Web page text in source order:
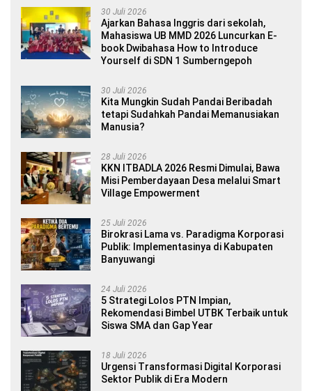
30 Juli 2026
Ajarkan Bahasa Inggris dari sekolah,
Mahasiswa UB MMD 2026 Luncurkan E-
book Dwibahasa How to Introduce
Yourself di SDN 1 Sumberngepoh
30 Juli 2026
Kita Mungkin Sudah Pandai Beribadah
tetapi Sudahkah Pandai Memanusiakan
Manusia?
28 Juli 2026
KKN ITBADLA 2026 Resmi Dimulai, Bawa
Misi Pemberdayaan Desa melalui Smart
Village Empowerment
25 Juli 2026
Birokrasi Lama vs. Paradigma Korporasi
Publik: Implementasinya di Kabupaten
Banyuwangi
24 Juli 2026
5 Strategi Lolos PTN Impian,
Rekomendasi Bimbel UTBK Terbaik untuk
Siswa SMA dan Gap Year
18 Juli 2026
Urgensi Transformasi Digital Korporasi
Sektor Publik di Era Modern